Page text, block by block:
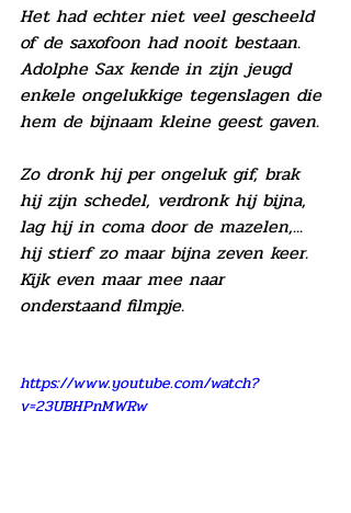
Het had echter niet veel gescheeld
of de saxofoon had nooit bestaan.
Adolphe Sax kende in zijn jeugd
enkele ongelukkige tegenslagen die
hem de bijnaam kleine geest gaven.
Zo dronk hij per ongeluk gif, brak
hij zijn schedel, verdronk hij bijna,
lag hij in coma door de mazelen,...
hij stierf zo maar bijna zeven keer.
Kijk even maar mee naar
onderstaand filmpje.
https://www.youtube.com/watch?
v=23UBHPnMWRw